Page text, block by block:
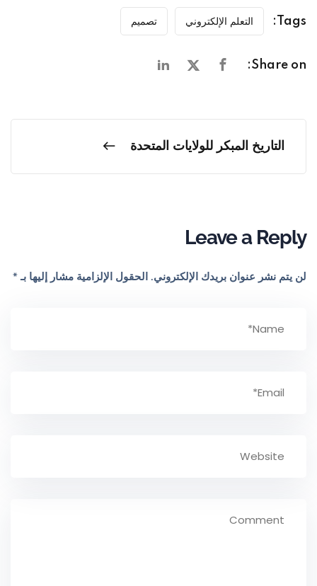
Tags: التعلم الإلكتروني تصميم
Share on:
التاريخ المبكر للولايات المتحدة
Leave a Reply
لن يتم نشر عنوان بريدك الإلكتروني. الحقول الإلزامية مشار إليها بـ*